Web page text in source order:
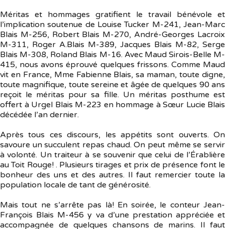
Méritas et hommages gratifient le travail bénévole et
l’implication soutenue de Louise Tucker M-241, Jean-Marc
Blais M-256, Robert Blais M-270, André-Georges Lacroix
M-311, Roger A.Blais M-389, Jacques Blais M-82, Serge
Blais M-308, Roland Blais M-16. Avec Maud Sirois-Belle M-
415, nous avons éprouvé quelques frissons. Comme Maud
vit en France, Mme Fabienne Blais, sa maman, toute digne,
toute magnifique, toute sereine et âgée de quelques 90 ans
reçoit le méritas pour sa fille. Un méritas posthume est
offert à Urgel Blais M-223 en hommage à Sœur Lucie Blais
décédée l’an dernier.
Après tous ces discours, les appétits sont ouverts. On
savoure un succulent repas chaud. On peut même se servir
à volonté. Un traiteur à se souvenir que celui de l’Érablière
au Toit Rouge! . Plusieurs tirages et prix de présence font le
bonheur des uns et des autres. Il faut remercier toute la
population locale de tant de générosité.
Mais tout ne s’arrête pas là! En soirée, le conteur Jean-
François Blais M-456 y va d’une prestation appréciée et
accompagnée de quelques chansons de marins. Il faut